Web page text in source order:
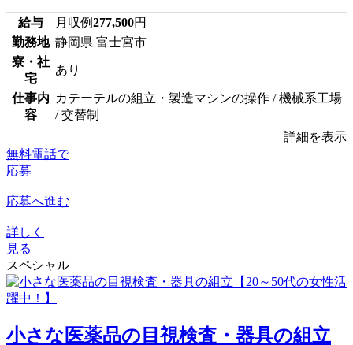
給与 月収例277,500円
勤務地 静岡県 富士宮市
寮・社
宅
あり
仕事内
容
カテーテルの組立・製造マシンの操作 / 機械系工場
/ 交替制
詳細を表示
無料電話で
応募
応募へ進む
詳しく
見る
スペシャル
小さな医薬品の目視検査・器具の組立